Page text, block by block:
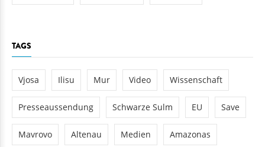
TAGS
Vjosa Ilisu Mur Video Wissenschaft
Presseaussendung Schwarze Sulm EU Save
Mavrovo Altenau Medien Amazonas